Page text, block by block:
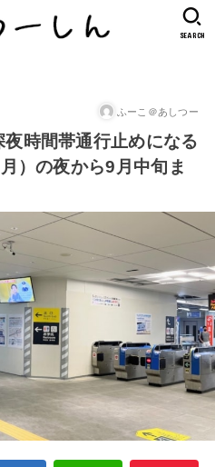
SEARCH
ふーこ＠あしつー
時間帯通行止めになる
）の夜から9月中旬ま